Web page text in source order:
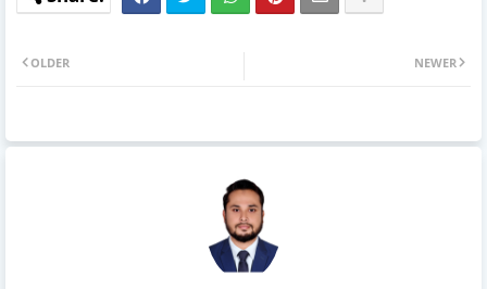
NEWER
OLDER